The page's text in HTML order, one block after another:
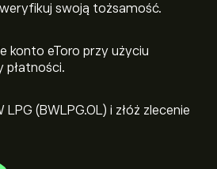
swoją tożsamość.
konto eToro przy użyciu
płatności.
(BWLPG.OL) i złóż zlecenie